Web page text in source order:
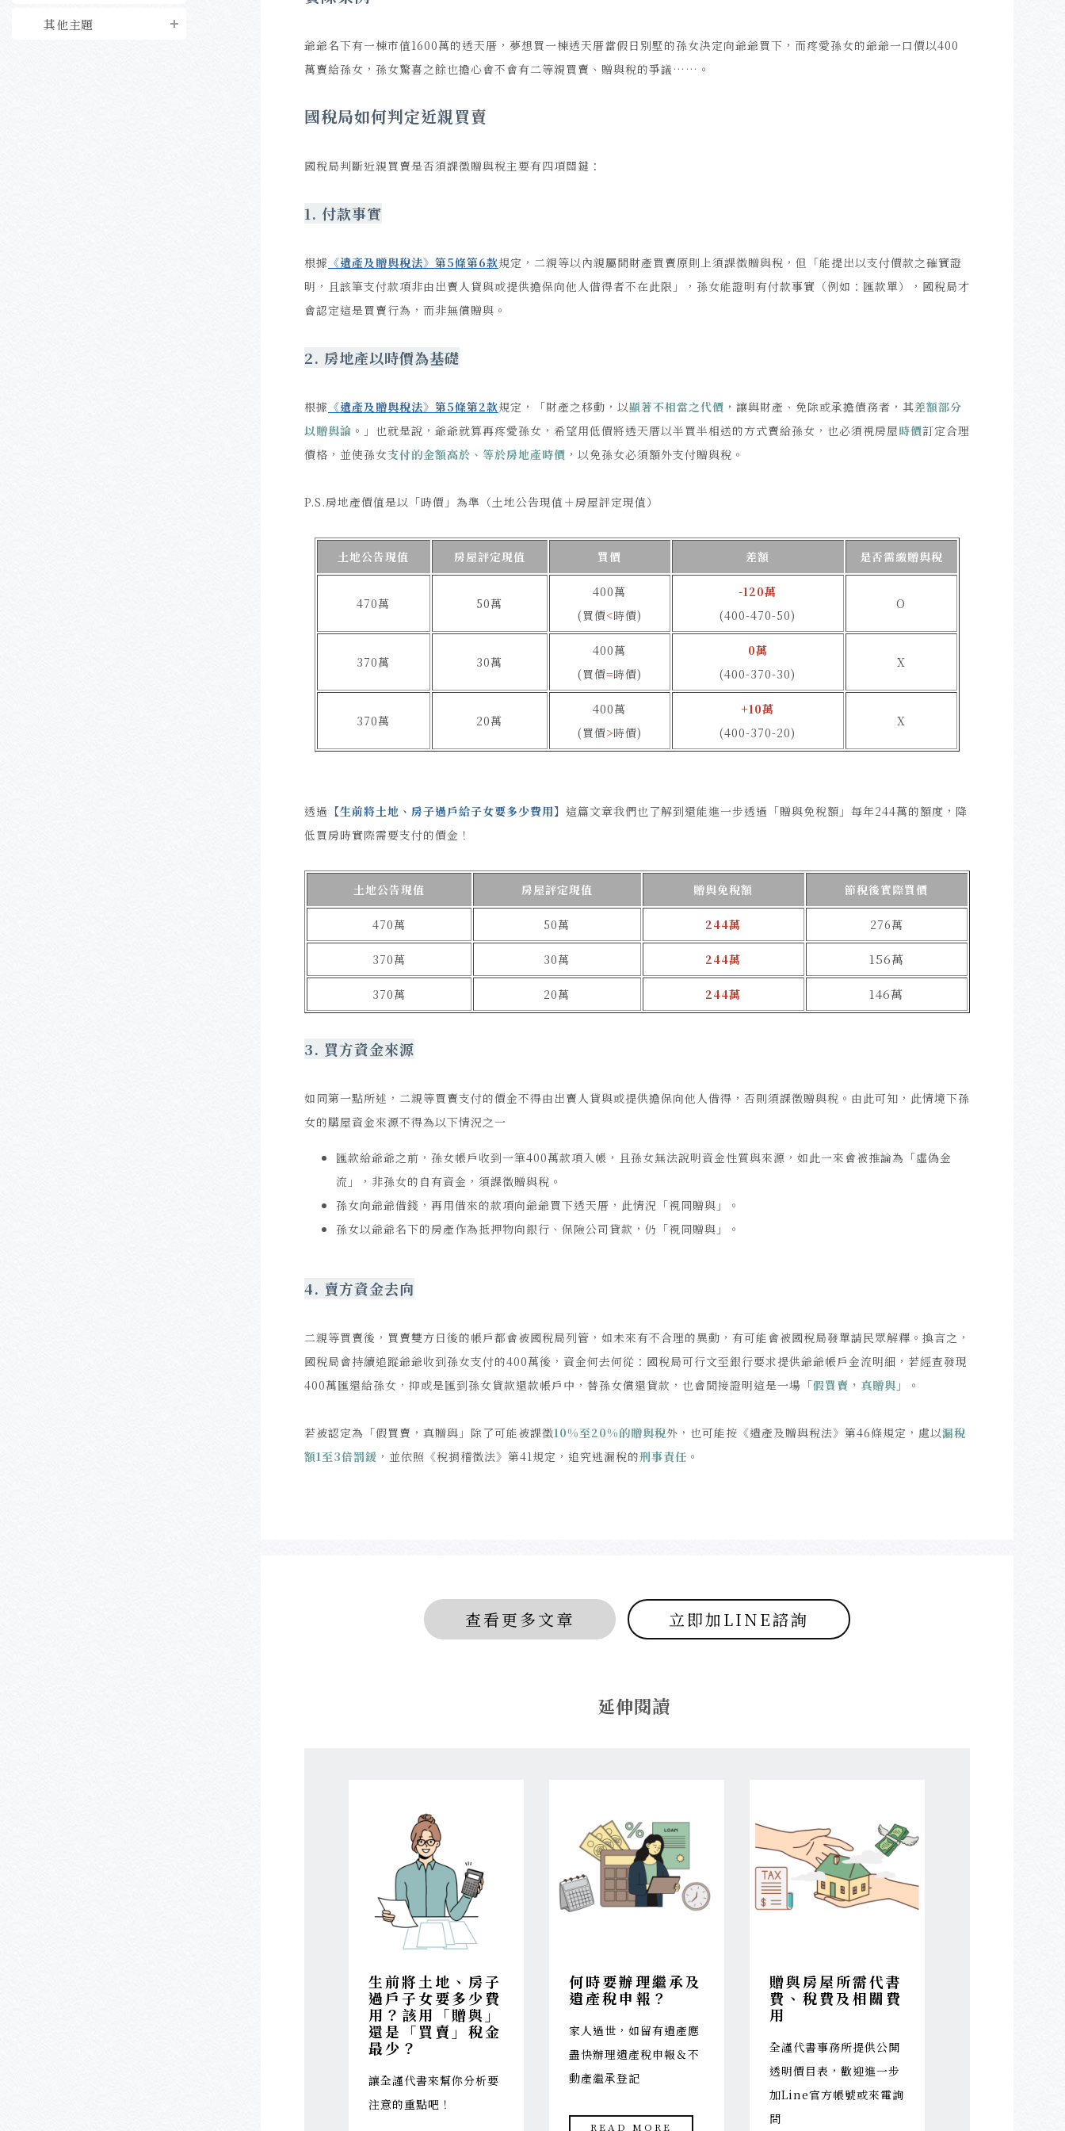
其他主題
爺爺名下有一棟市值1600萬的透天厝，夢想買一棟透天厝當假日別墅的孫女決定向爺爺買下，而疼愛孫女的爺爺一口價以400
萬賣給孫女，孫女驚喜之餘也擔心會不會有二等親買賣、贈與稅的爭議……。
國稅局如何判定近親買賣
國稅局判斷近親買賣是否須課徵贈與稅主要有四項關鍵：
1. 付款事實
根據 《遺產及贈與稅法》 第5條第6款規定，二親等以內親屬間財產買賣原則上須課徵贈與稅，但「能提出以支付價款之確實證
明，且該筆支付款項非由出賣人貸與或提供擔保向他人借得者不在此限」，孫女能證明有付款事實（例如：匯款單），國稅局才
會認定這是買賣行為，而非無償贈與。
2. 房地產以時價為基礎
根據 《遺產及贈與稅法》第5條第2款規定，「財產之移動，以顯著不相當之代價 ，讓與財產、免除或承擔債務者，其差額部分
以贈與論 。」也就是說，爺爺就算再疼愛孫女，希望用低價將透天厝以半買半相送的方式賣給孫女，也必須視房屋時價訂定合理
價格，並使孫女支付的金額高於、等於房地產時價 ，以免孫女必須額外支付贈與稅。
P.S.房地產價值是以「時價」為準（土地公告現值＋房屋評定現值）
土地公告現值 房屋評定現值 買價 差額 是否需繳贈與稅
470萬 50萬
400萬
(買價<時價)
-120萬
(400-470-50)
O
370萬 30萬
400萬
(買價=時價)
0萬
(400-370-30)
X
370萬 20萬
400萬
(買價>時價)
+10萬
(400-370-20)
X
透過 【生前將土地、房子過戶給子女要多少費用】 這篇文章我們也了解到還能進一步透過「贈與免稅額」每年244萬的額度，降
低買房時實際需要支付的價金！
土地公告現值 房屋評定現值 贈與免稅額 節稅後實際買價
470萬 50萬 244萬 276萬
370萬 30萬 244萬 156萬
370萬 20萬 244萬 146萬
3. 買方資金來源
如同第一點所述，二親等買賣支付的價金不得由出賣人貸與或提供擔保向他人借得，否則須課徵贈與稅。由此可知，此情境下孫
女的購屋資金來源不得為以下情況之一
匯款給爺爺之前，孫女帳戶收到一筆400萬款項入帳，且孫女無法說明資金性質與來源，如此一來會被推論為「虛偽金
流」，非孫女的自有資金，須課徵贈與稅。
孫女向爺爺借錢，再用借來的款項向爺爺買下透天厝，此情況「視同贈與」。
孫女以爺爺名下的房產作為抵押物向銀行、保險公司貸款，仍「視同贈與」。
4. 賣方資金去向
二親等買賣後，買賣雙方日後的帳戶都會被國稅局列管，如未來有不合理的異動，有可能會被國稅局發單請民眾解釋。換言之，
國稅局會持續追蹤爺爺收到孫女支付的400萬後，資金何去何從：國稅局可行文至銀行要求提供爺爺帳戶金流明細，若經查發現
400萬匯還給孫女，抑或是匯到孫女貸款還款帳戶中，替孫女償還貸款，也會間接證明這是一場「假買賣，真贈與」。
若被認定為「假買賣，真贈與」除了可能被課徵10%至20%的贈與稅外，也可能按《遺產及贈與稅法》第46條規定，處以漏稅
額1至3倍罰鍰 ，並依照《稅捐稽徵法》第41規定，追究逃漏稅的刑事責任 。
查看更多文章 立即加LINE諮詢
延伸閱讀
生前將土地、房子
過戶子女要多少費
用？該用「贈與」
還是「買賣」稅金
最少？
讓全謹代書來幫你分析要
注意的重點吧！
何時要辦理繼承及
遺產稅申報 ？
家人過世，如留有遺產應
盡快辦理遺產稅申報＆不
動產繼承登記
READ MORE
贈與房屋所需代書
費、稅費及相關費
用
全謹代書事務所提供公開
透明價目表，歡迎進一步
加Line官方帳號或來電詢
問